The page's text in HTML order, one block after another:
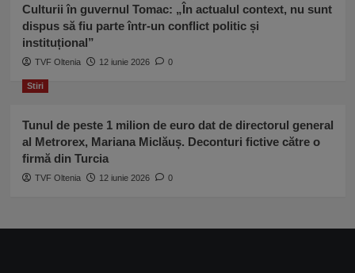
Culturii în guvernul Tomac: „În actualul context, nu sunt
dispus să fiu parte într-un conflict politic și
instituțional”
TVF Oltenia 12 iunie 2026 0
Stiri
Tunul de peste 1 milion de euro dat de directorul general
al Metrorex, Mariana Miclăuș. Deconturi fictive către o
firmă din Turcia
TVF Oltenia 12 iunie 2026 0